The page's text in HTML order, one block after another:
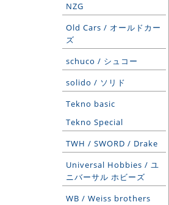
NZG
Old Cars / オールドカー
ズ
schuco / シュコー
solido / ソリド
Tekno basic
Tekno Special
TWH / SWORD / Drake
Universal Hobbies / ユ
ニバーサル ホビーズ
WB / Weiss brothers